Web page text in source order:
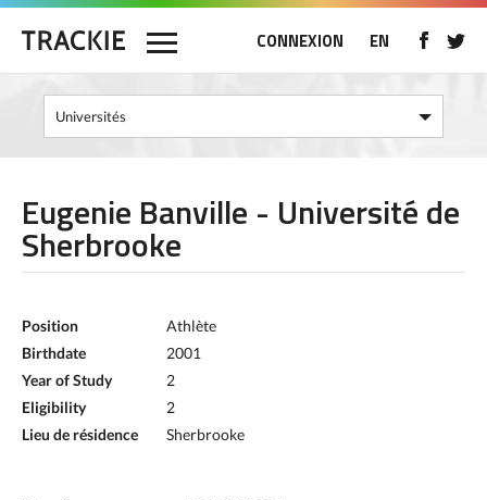
CONNEXION EN
Eugenie Banville - Université de
Sherbrooke
Position
Athlète
Birthdate
2001
Year of Study
2
Eligibility
2
Lieu de résidence
Sherbrooke